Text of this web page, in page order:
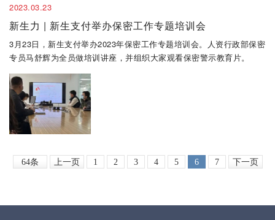
2023.03.23
新生力 | 新生支付举办保密工作专题培训会
3月23日，新生支付举办2023年保密工作专题培训会。人资行政部保密
专员马舒辉为全员做培训讲座，并组织大家观看保密警示教育片。
64条 上一页 1 2 3 4 5 6 7 下一页